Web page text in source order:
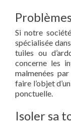
Si notre
spécialisée
tuiles ou
concerne les
malmenées
faire l’objet
ponctuelle.
Isoler sa